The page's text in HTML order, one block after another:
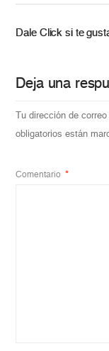
Dale Click si te
Deja una
Tu dirección de
obligatorios están
Comentario *